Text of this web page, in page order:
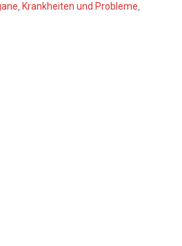
, Krankheiten und Probleme,